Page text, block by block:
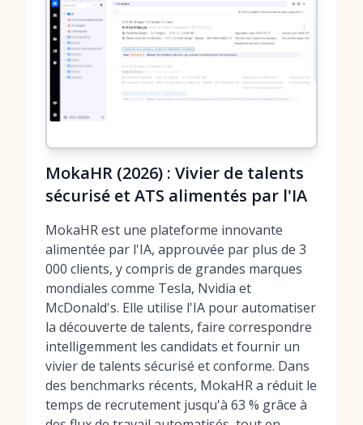
MokaHR (2026) : Vivier de talents
sécurisé et ATS alimentés par l'IA
MokaHR est une plateforme innovante
alimentée par l'IA, approuvée par plus de 3
000 clients, y compris de grandes marques
mondiales comme Tesla, Nvidia et
McDonald's. Elle utilise l'IA pour automatiser
la découverte de talents, faire correspondre
intelligemment les candidats et fournir un
vivier de talents sécurisé et conforme. Dans
des benchmarks récents, MokaHR a réduit le
temps de recrutement jusqu'à 63 % grâce à